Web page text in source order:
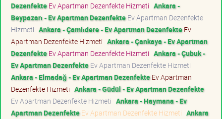
DezenfekteEv Apartman Dezenfekte Hizmeti Ankara -
Beypazarı - Ev Apartman DezenfekteEv Apartman Dezenfekte
Hizmeti Ankara - Çamlıdere - Ev Apartman DezenfekteEv
Apartman Dezenfekte Hizmeti Ankara - Çankaya - Ev Apartman
DezenfekteEv Apartman Dezenfekte Hizmeti Ankara - Çubuk -
Ev Apartman DezenfekteEv Apartman Dezenfekte Hizmeti
Ankara - Elmadağ - Ev Apartman DezenfekteEv Apartman
Dezenfekte Hizmeti Ankara - Güdül - Ev Apartman Dezenfekte
Ev Apartman Dezenfekte Hizmeti Ankara - Haymana - Ev
Apartman DezenfekteEv Apartman Dezenfekte Hizmeti Ankara